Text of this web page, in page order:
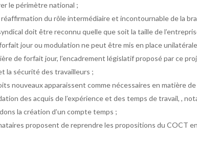
le périmètre national ;
réaffirmation du rôle intermédiaire et incontournable de la
doit être reconnu quelle que soit la taille de
jour ou modulation ne peut être mis en place
de forfait jour, l’encadrement législatif proposé par ce
la sécurité des travailleurs ;
nouveaux apparaissent comme nécessaires en matière
des acquis de l’expérience et des temps de travail, ,
la création d’un compte temps ;
proposent de reprendre les propositions du COCT